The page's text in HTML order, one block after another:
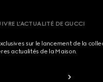
L’ACTUALITÉ DE GUCCI
sur le lancement de la
actualités de la Maison.